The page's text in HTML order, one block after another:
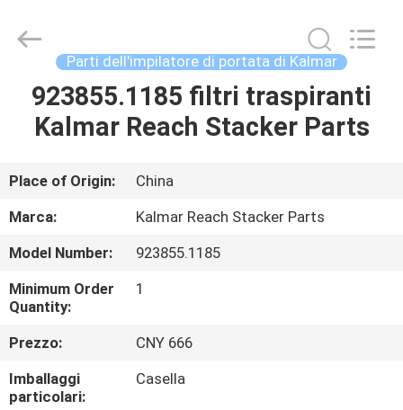
CASA
CIRCA
NOI
GIRO
DELLA
Reserved.
Developed
Parti dell'impilatore di portata di Kalmar
923855.1185 filtri traspiranti
Kalmar Reach Stacker Parts
Place of Origin:
China
Marca:
Kalmar Reach Stacker Parts
Model Number:
923855.1185
Minimum Order
Quantity:
1
Prezzo:
CNY 666
Imballaggi
particolari:
Casella